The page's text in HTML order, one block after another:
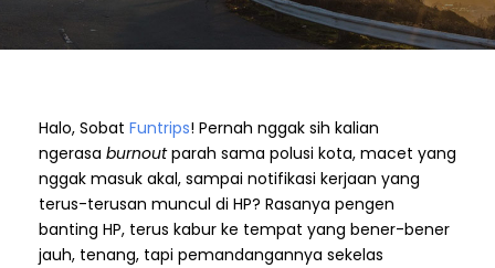
Halo, Sobat Funtrips! Pernah nggak sih kalian
ngerasa burnoutparah sama polusi kota, macet yang
nggak masuk akal, sampai notifikasi kerjaan yang
terus-terusan muncul di HP? Rasanya pengen
banting HP, terus kabur ke tempat yang bener-bener
jauh, tenang, tapi pemandangannya sekelas